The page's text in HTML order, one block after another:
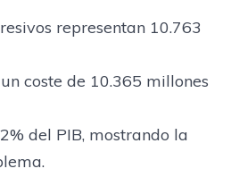
representan 10.763
coste de 10.365 millones
del PIB, mostrando la